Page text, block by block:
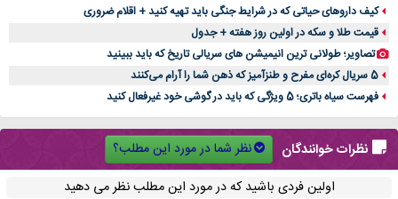
کیف داروهای حیاتی که در شرایط جنگی باید تهیه کنید + اقلام ضروری
قیمت طلا و سکه در اولین روز هفته + جدول
تصاویر؛ طولانی ترین انیمیشن های سریالی تاریخ که باید ببینید
5 سریال کره‌ای مفرح و طنزآمیز که ذهن شما را آرام می‌کنند
فهرست سیاه باتری؛ 5 ویژگی که باید در گوشی خود غیرفعال کنید
نظرات خوانندگان
نظر شما در مورد این مطلب؟
اولین فردی باشید که در مورد این مطلب نظر می دهید